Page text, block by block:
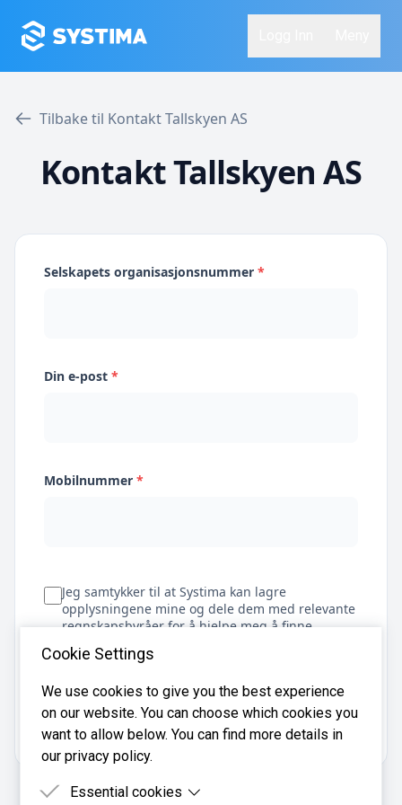
Tilbake til Kontakt Tallskyen AS
Kontakt Tallskyen AS
Selskapets organisasjonsnummer *
Din e-post *
Mobilnummer *
Jeg samtykker til at Systima kan lagre
opplysningene mine og dele dem med relevante
regnskapsbyråer for å hjelpe meg å finne
regnskapsfører
Få tilbud
Cookie Settings
We use cookies to give you the best experience
on our website. You can choose which cookies you
want to allow below. You can find more details in
our privacy policy.
Essential cookies